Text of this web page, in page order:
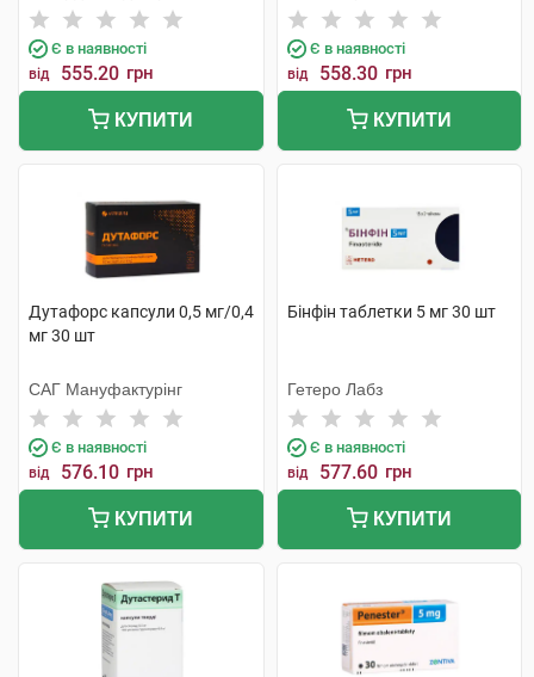
Є в наявності
від 555.20 грн
КУПИТИ
Є в наявності
від 558.30 грн
КУПИТИ
Дутафорс капсули 0,5 мг/0,4
мг 30 шт
САГ Мануфактурінг
Є в наявності
від 576.10 грн
КУПИТИ
Бінфін таблетки 5 мг 30 шт
Гетеро Лабз
Є в наявності
від 577.60 грн
КУПИТИ